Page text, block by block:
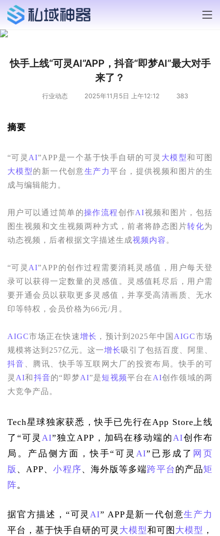
快手上线“可灵AI”APP，抖音“即梦AI”最大对手
来了？
行业动态 2025年11月5日 上午12:12 383
摘要
“可灵 AI”APP是一个基于快手自研的可灵 大模型和可图
大模型的新一代创意生产力平台，提供视频和图片的生
成与编辑能力。
用户可以通过简单的操作流程创作AI视频和图片，包括
图生视频和文生视频两种方式，前者将静态图片转化为
动态视频，后者根据文字描述生成视频内容 。
“可灵 AI”APP的创作过程需要消耗灵感值，用户每天登
录可以获得一定数量的灵感值。灵感值耗尽后，用户需
要开通会员以获取更多灵感值，并享受高清画质、无水
印等特权，会员价格为66元/月。
AIGC市场正在快速增长 ，预计到2025年中国 AIGC市场
规模将达到257亿元。这一增长 吸引了包括百度、阿里、
抖音
、腾讯、快手等互联网大厂的投资布局。快手的可
灵 AI和抖音的“即梦AI”是短视频平台在 AI创作领域的两
大竞争产品。
Tech星球独家获悉，快手已先行在App Store上线
了“可灵 AI”独立APP，加码在移动端的AI创作布
局。产品侧方面，快手“可灵AI”已形成了 网页
版 、APP、小程序、海外版等多端跨平台 的产品矩
阵。
据官方描述，“可灵AI” APP是新一代创意生产力
平台，基于快手自研的可灵 大模型和可图 大模型 ，